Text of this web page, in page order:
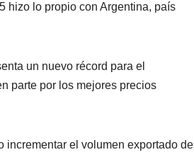
hizo lo propio con Argentina, país
un nuevo récord para el
parte por los mejores precios
incrementar el volumen exportado de